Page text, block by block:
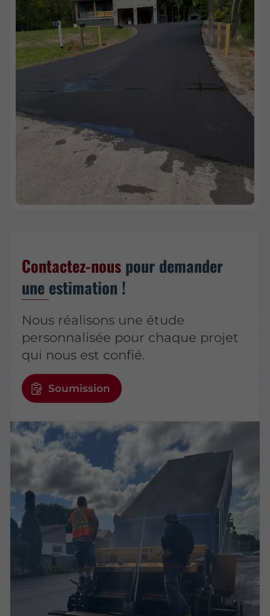
Contactez-nous pour demander
une estimation !
Nous réalisons une étude
personnalisée pour chaque projet
qui nous est confié.
Soumission